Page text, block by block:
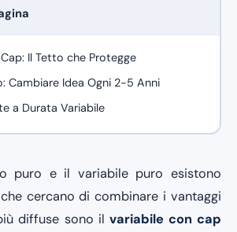
Il Tetto che Protegge
Cambiare Idea Ogni 2-5 Anni
a Durata Variabile
puro e il variabile puro esistono
che cercano di combinare i vantaggi
diffuse sono il variabile con cap